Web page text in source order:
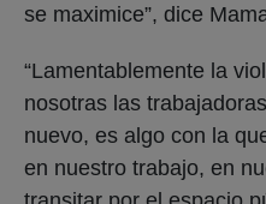
se maximice”, dice
“Lamentablemente la
nosotras las
nuevo, es algo con la
en nuestro trabajo, en